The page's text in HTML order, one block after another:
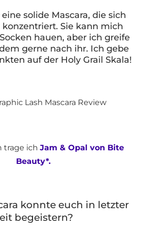
solide Mascara, die sich
Sie kann mich
hauen, aber ich greife
gerne nach ihr. Ich gebe
auf der Holy Grail Skala!
trage ich Jam & Opal von Bite
Beauty*.
konnte euch in letzter
begeistern?